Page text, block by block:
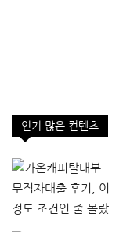
인기 많은 컨텐츠